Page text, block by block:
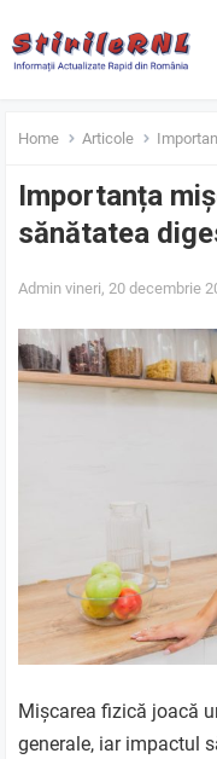
Home Articole
Importanța
sănătatea
Admin vineri, 20 decembrie
Mișcarea fizică joacă
generale, iar impactul